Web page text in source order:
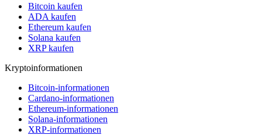
Bitcoin kaufen
ADA kaufen
Ethereum kaufen
Solana kaufen
XRP kaufen
Kryptoinformationen
Bitcoin-informationen
Cardano-informationen
Ethereum-informationen
Solana-informationen
XRP-informationen